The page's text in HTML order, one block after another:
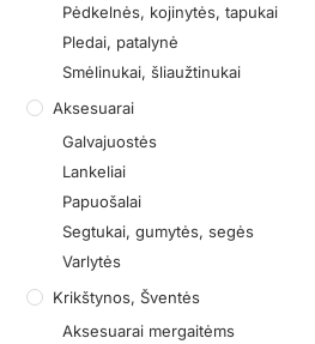
Pėdkelnės, kojinytės, tapukai
Pledai, patalynė
Smėlinukai, šliaužtinukai
Aksesuarai
Galvajuostės
Lankeliai
Papuošalai
Segtukai, gumytės, segės
Varlytės
Krikštynos, Šventės
Aksesuarai mergaitėms